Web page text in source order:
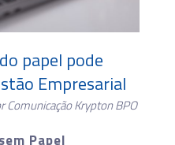
papel pode
Empresarial
Comunicação Krypton BPO
Papel